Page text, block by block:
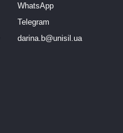
WhatsApp
Telegram
darina.b@unisil.ua